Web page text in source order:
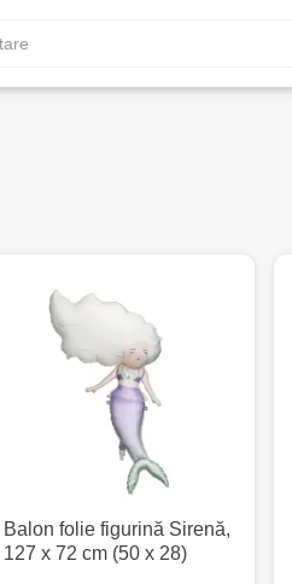
Balon folie figurină Sirenă,
127 x 72 cm (50 x 28)